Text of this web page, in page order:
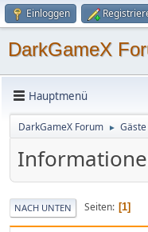
Einloggen
DarkGameX
Hauptmenü
DarkGameX Forum ► Gäste
NACH UNTEN Seiten 1